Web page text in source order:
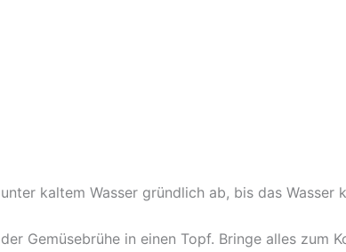
kaltem Wasser gründlich ab, bis das Wasser
Gemüsebrühe in einen Topf. Bringe alles zum